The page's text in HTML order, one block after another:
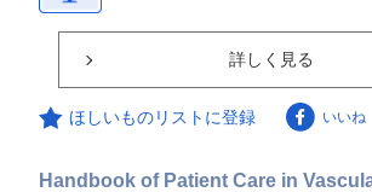
詳しく見る
ほしいものリストに登録 いいね
Handbook of Patient Care in